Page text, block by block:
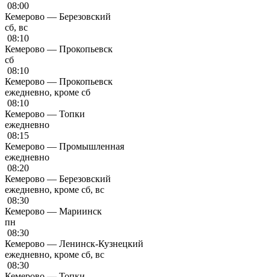
08:00
Кемерово — Березовский
сб, вс
08:10
Кемерово — Прокопьевск
сб
08:10
Кемерово — Прокопьевск
ежедневно, кроме сб
08:10
Кемерово — Топки
ежедневно
08:15
Кемерово — Промышленная
ежедневно
08:20
Кемерово — Березовский
ежедневно, кроме сб, вс
08:30
Кемерово — Мариинск
пн
08:30
Кемерово — Ленинск-Кузнецкий
ежедневно, кроме сб, вс
08:30